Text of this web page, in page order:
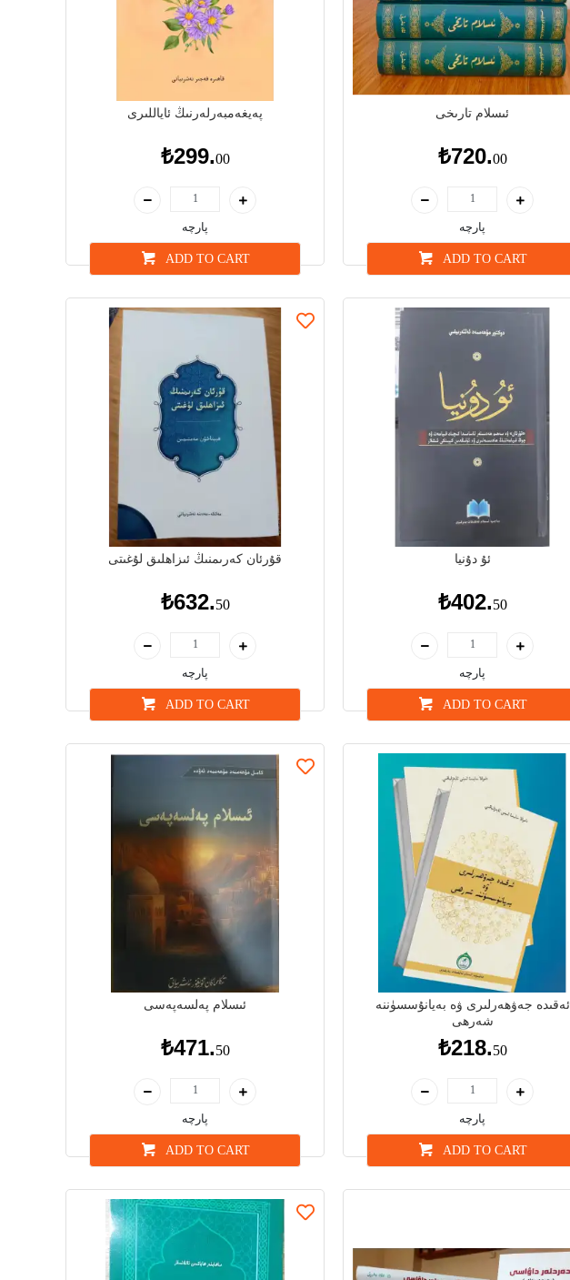
ئىسلام تارىخى
₺720.00
پارچە
ADD TO CART
پەيغەمبەرلەرنىڭ ئاياللىرى
₺299.00
پارچە
ADD TO CART
ئۇ دۇنيا
₺402.50
پارچە
ADD TO CART
قۇرئان كەرىمنىڭ ئىزاھلىق لۇغىتى
₺632.50
پارچە
ADD TO CART
ئەقىدە جەۋھەرلىرى ۋە بەيانۇسسۈننە
شەرھى
₺218.50
پارچە
ADD TO CART
ئىسلام پەلسەپەسى
₺471.50
پارچە
ADD TO CART